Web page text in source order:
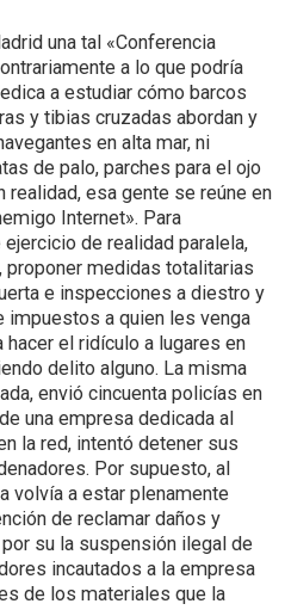
una tal «Conferencia
a lo que podría
a estudiar cómo barcos
y tibias cruzadas abordan y
en alta mar, ni
de palo, parches para el ojo
esa gente se reúne en
Internet». Para
de realidad paralela,
proponer medidas totalitarias
e inspecciones a diestro y
impuestos a quien les venga
hacer el ridículo a lugares en
delito alguno. La misma
envió cincuenta policías en
una empresa dedicada al
la red, intentó detener sus
Por supuesto, al
volvía a estar plenamente
de reclamar daños y
su la suspensión ilegal de
incautados a la empresa
de los materiales que la